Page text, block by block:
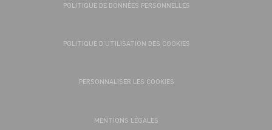
POLITIQUE DE DONNÉES PERSONNELLES
POLITIQUE D’UTILISATION DES COOKIES
PERSONNALISER LES COOKIES
MENTIONS LÉGALES